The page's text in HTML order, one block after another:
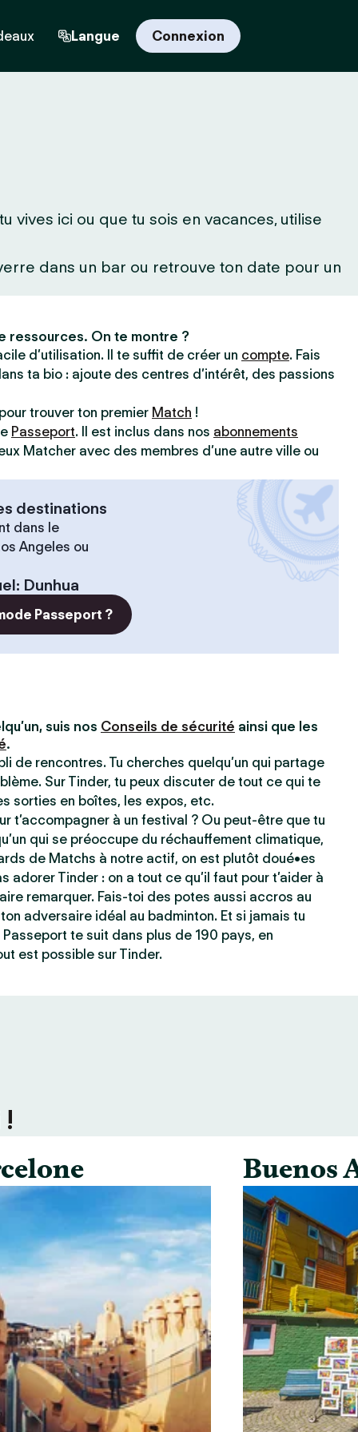
Langue Connexion
vives ici ou que tu sois en vacances, utilise
dans un bar ou retrouve ton date pour un
ressources. On te montre ?
d’utilisation. Il te suffit de créer un compte. Fais
ta bio : ajoute des centres d’intérêt, des passions
trouver ton premier Match !
Passeport. Il est inclus dans nos abonnements
Matcher avec des membres d’une autre ville ou
destinations
dans le
Angeles ou
: Dunhua
Passeport ?
suis nos Conseils de sécurité ainsi que les
.
de rencontres. Tu cherches quelqu’un qui partage
Sur Tinder, tu peux discuter de tout ce qui te
sorties en boîtes, les expos, etc.
t’accompagner à un festival ? Ou peut-être que tu
qui se préoccupe du réchauffement climatique,
de Matchs à notre actif, on est plutôt doué•es
adorer Tinder : on a tout ce qu’il faut pour t’aider à
remarquer. Fais-toi des potes aussi accros au
adversaire idéal au badminton. Et si jamais tu
te suit dans plus de 190 pays, en
est possible sur Tinder.
Buenos